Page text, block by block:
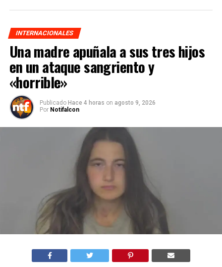
INTERNACIONALES
Una madre apuñala a sus tres hijos
en un ataque sangriento y
«horrible»
Publicado Hace 4 horas on agosto 9, 2026
Por Notifalcon